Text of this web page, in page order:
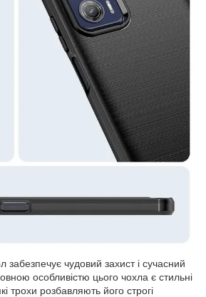
чудовий захист і сучасний
особливістю цього чохла є стильні
трохи розбавляють його строгі